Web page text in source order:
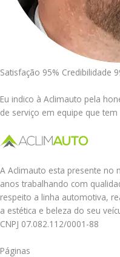
Satisfação 95% Credibilidade
Eu indico à Aclimauto pela
de serviço em equipe que
A Aclimauto esta presente no
anos trabalhando com
respeito a linha automotiva,
a estética e beleza do seu
CNPJ 07.082.112/0001-88
Páginas